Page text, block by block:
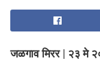
जळगाव मिरर | २३ मे